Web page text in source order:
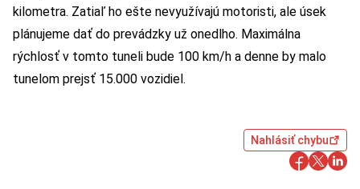
kilometra. Zatiaľ ho ešte nevyužívajú motoristi, ale úsek
plánujeme dať do prevádzky už onedlho. Maximálna
rýchlosť v tomto tuneli bude 100 km/h a denne by malo
tunelom prejsť 15.000 vozidiel.
Nahlásiť chybu